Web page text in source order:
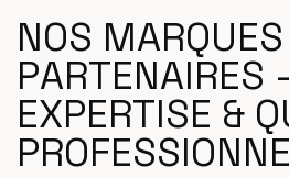
NOS MARQUES
PARTENAIRES
EXPERTISE & Q
PROFESSIONNE